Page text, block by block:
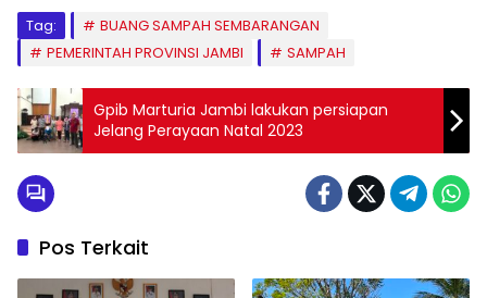
Tag:
BUANG SAMPAH SEMBARANGAN
PEMERINTAH PROVINSI JAMBI
SAMPAH
Gpib Marturia Jambi lakukan persiapan
Jelang Perayaan Natal 2023
Pos Terkait